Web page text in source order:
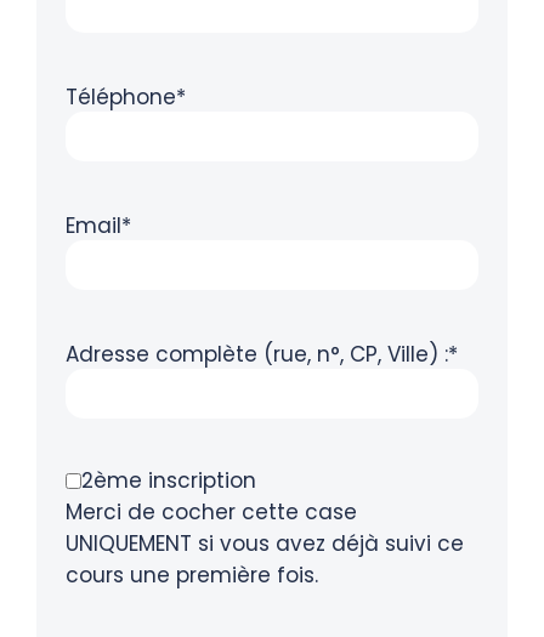
Téléphone*
Email*
Adresse complète (rue, n°, CP, Ville) :*
2ème inscription
Merci de cocher cette case
UNIQUEMENT si vous avez déjà suivi ce
cours une première fois.